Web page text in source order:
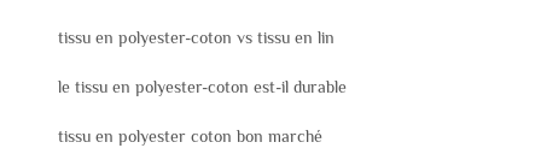
tissu en polyester-coton vs tissu en lin
le tissu en polyester-coton est-il durable
tissu en polyester coton bon marché